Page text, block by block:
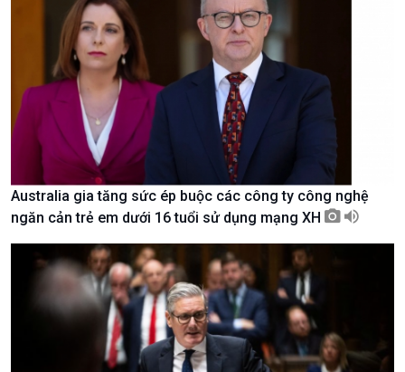
Tin Kinh tế
Trước giờ mở cửa
Dòng chảy Kinh tế
Sức sống hàng Việt
Khởi nghiệp
Tuyên chiến với gian lận
thương mại
Nông nghiệp & Biển đảo
Tin Nông nghiệp & Biển
đảo
Mùa vàng
Biển đảo Việt Nam
Tâm tình biên giới và hải
đảo
Tìm hiểu biển, đảo Việt
Nam
Australia gia tăng sức ép buộc các công ty công nghệ
ngăn cản trẻ em dưới 16 tuổi sử dụng mạng XH